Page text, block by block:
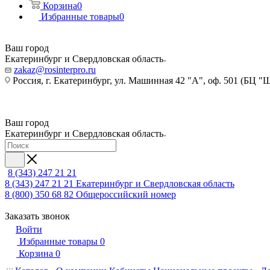
Корзина0
Избранные товары0
Ваш город
Екатеринбург и Свердловская область
zakaz@rosinterpro.ru
Россия, г. Екатеринбург, ул. Машинная 42 "А", оф. 501 (БЦ
Ваш город
Екатеринбург и Свердловская область
8 (343) 247 21 21
8 (343) 247 21 21 Екатеринбург и Свердловская область
8 (800) 350 68 82 Общероссийский номер
Заказать звонок
Войти
Избранные товары 0
Корзина 0